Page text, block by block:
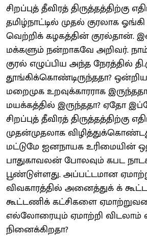
சிறப்புத் தீவிரத் திருத்தத்திற்கு
தமிழ்நாட்டில் முதல் குரலாக
வெற்றிக் கழகத்தின் குரல்தான்.
மக்களும் நன்றாகவே அறிவர்.
குரல் எழுப்பிய அந்த நேரத்தில்
தூங்கிக்கொண்டிருந்ததா?
மறைமுக உறவுக்காரராக
மயக்கத்தில் இருந்ததா? ஏதோ
சிறப்புத் தீவிரத் திருத்தத்திற்கு
முதன்முதலாக
மட்டுமே ஐனநாயக உரிமையின்
பாதுகாவலன் போலவும் கபட
பூண்டுள்ளது. அப்பட்டமான
விவகாரத்தில் அனைத்துக் க்
கூட்டணிக் கட்சிகளை
எல்லோரையும் ஏமாற்றி விடலாம்
நினைக்கிறதா?